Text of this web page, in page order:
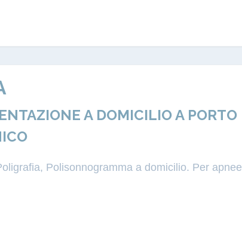
A DOMICILIO A PORTO
Polisonnogramma a domicilio. Per apnee